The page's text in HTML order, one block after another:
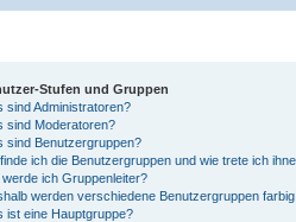
Stufen und Gruppen
sind Administratoren?
sind Moderatoren?
sind Benutzergruppen?
ich die Benutzergruppen und wie trete ich
werde ich Gruppenleiter?
werden verschiedene Benutzergruppen
ist eine Hauptgruppe?